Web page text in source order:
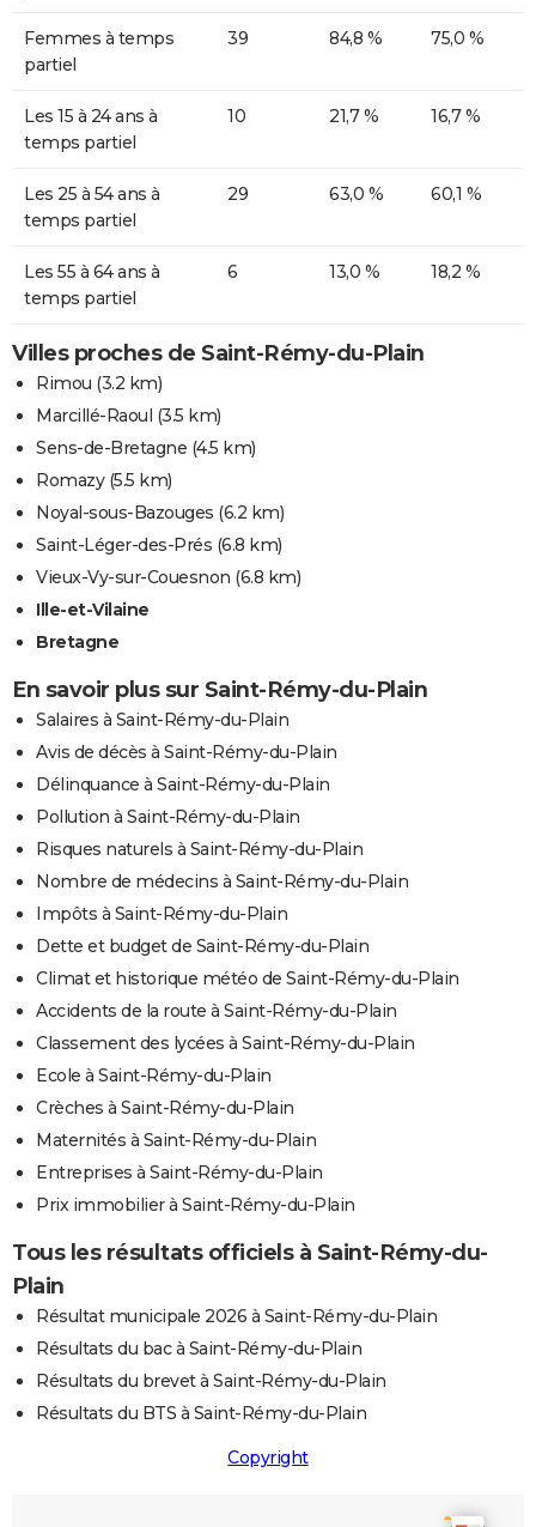
Femmes à temps
partiel
39 84,8 % 75,0 %
Les 15 à 24 ans à
temps partiel
10 21,7 % 16,7 %
Les 25 à 54 ans à
temps partiel
29 63,0 % 60,1 %
Les 55 à 64 ans à
temps partiel
6 13,0 % 18,2 %
Villes proches de Saint-Rémy-du-Plain
Rimou (3.2 km)
Marcillé-Raoul (3.5 km)
Sens-de-Bretagne (4.5 km)
Romazy(5.5 km)
Noyal-sous-Bazouges (6.2 km)
Saint-Léger-des-Prés (6.8 km)
Vieux-Vy-sur-Couesnon (6.8 km)
Ille-et-Vilaine
Bretagne
En savoir plus sur Saint-Rémy-du-Plain
Salaires à Saint-Rémy-du-Plain
Avis de décès à Saint-Rémy-du-Plain
Délinquance à Saint-Rémy-du-Plain
Pollution à Saint-Rémy-du-Plain
Risques naturels à Saint-Rémy-du-Plain
Nombre de médecins à Saint-Rémy-du-Plain
Impôts à Saint-Rémy-du-Plain
Dette et budget de Saint-Rémy-du-Plain
Climat et historique météo de Saint-Rémy-du-Plain
Accidents de la route à Saint-Rémy-du-Plain
Classement des lycées à Saint-Rémy-du-Plain
Ecole à Saint-Rémy-du-Plain
Crèches à Saint-Rémy-du-Plain
Maternités à Saint-Rémy-du-Plain
Entreprises à Saint-Rémy-du-Plain
Prix immobilier à Saint-Rémy-du-Plain
Tous les résultats officiels à Saint-Rémy-du-
Plain
Résultat municipale 2026 à Saint-Rémy-du-Plain
Résultats du bac à Saint-Rémy-du-Plain
Résultats du brevet à Saint-Rémy-du-Plain
Résultats du BTS à Saint-Rémy-du-Plain
Copyright